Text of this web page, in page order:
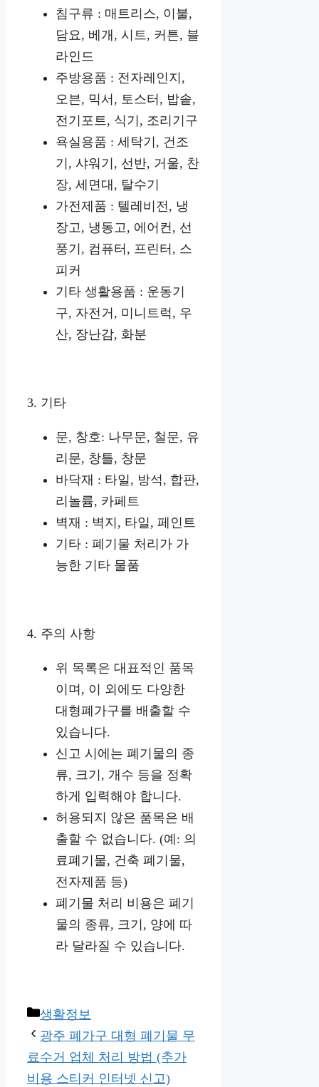
침구류 : 매트리스, 이불,
담요, 베개, 시트, 커튼, 블
라인드
주방용품 : 전자레인지,
오븐, 믹서, 토스터, 밥솥,
전기포트, 식기, 조리기구
욕실용품 : 세탁기, 건조
기, 샤워기, 선반, 거울, 찬
장, 세면대, 탈수기
가전제품 : 텔레비전, 냉
장고, 냉동고, 에어컨, 선
풍기, 컴퓨터, 프린터, 스
피커
기타 생활용품 : 운동기
구, 자전거, 미니트럭, 우
산, 장난감, 화분
3. 기타
문, 창호: 나무문, 철문, 유
리문, 창틀, 창문
바닥재 : 타일, 방석, 합판,
리놀륨, 카페트
벽재 : 벽지, 타일, 페인트
기타 : 폐기물 처리가 가
능한 기타 물품
4. 주의 사항
위 목록은 대표적인 품목
이며, 이 외에도 다양한
대형폐가구를 배출할 수
있습니다.
신고 시에는 폐기물의 종
류, 크기, 개수 등을 정확
하게 입력해야 합니다.
허용되지 않은 품목은 배
출할 수 없습니다. (예: 의
료폐기물, 건축 폐기물,
전자제품 등)
폐기물 처리 비용은 폐기
물의 종류, 크기, 양에 따
라 달라질 수 있습니다.
Categories
생활정보
광주 폐가구 대형 폐기물 무
료수거 업체 처리 방법 (추가
비용 스티커 인터넷 신고)